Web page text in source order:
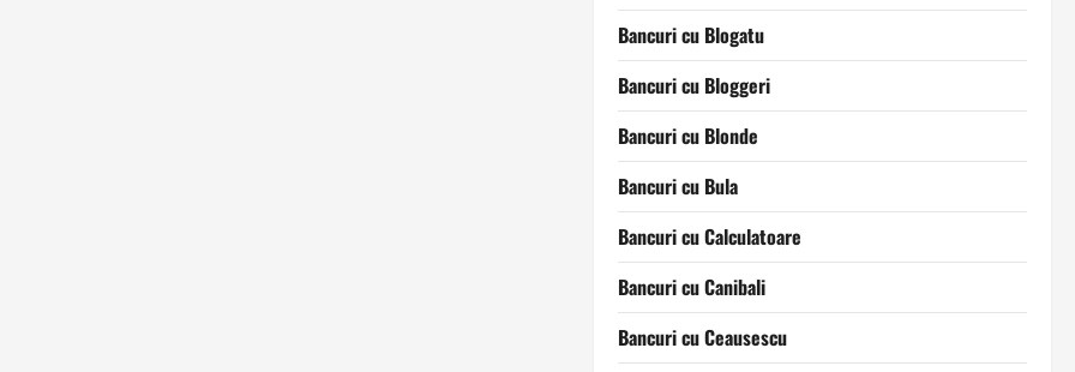
Bancuri cu Blogatu
Bancuri cu Bloggeri
Bancuri cu Blonde
Bancuri cu Bula
Bancuri cu Calculatoare
Bancuri cu Canibali
Bancuri cu Ceausescu